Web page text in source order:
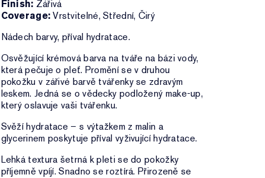
Finish: Zářivá
Coverage: Vrstvitelné, Střední, Čirý
Nádech barvy, příval hydratace.
Osvěžující krémová barva na tváře na bázi vody,
která pečuje o pleť. Promění se v druhou
pokožku v zářivé barvě tvářenky se zdravým
leskem. Jedná se o vědecky podložený make-up,
který oslavuje vaši tvářenku.
Svěží hydratace – s výtažkem z malin a
glycerinem poskytuje příval vyživující hydratace.
Lehká textura šetrná k pleti se do pokožky
příjemně vpíjí. Snadno se roztírá. Přirozeně se